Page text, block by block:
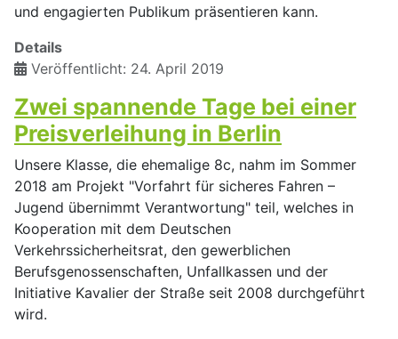
und engagierten Publikum präsentieren kann.
Details
Veröffentlicht: 24. April 2019
Zwei spannende Tage bei einer
Preisverleihung in Berlin
Unsere Klasse, die ehemalige 8c, nahm im Sommer
2018 am Projekt "Vorfahrt für sicheres Fahren –
Jugend übernimmt Verantwortung" teil, welches in
Kooperation mit dem Deutschen
Verkehrssicherheitsrat, den gewerblichen
Berufsgenossenschaften, Unfallkassen und der
Initiative Kavalier der Straße seit 2008 durchgeführt
wird.